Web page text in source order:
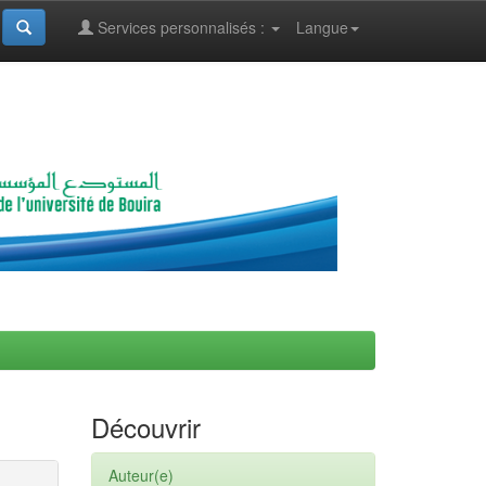
Langue
Services personnalisés :
Découvrir
Auteur(e)